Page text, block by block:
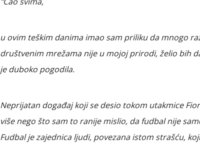
u ovim teškim danima imao sam priliku da mnogo
društvenim mrežama nije u mojoj prirodi, želio bih
je duboko pogodila.
Neprijatan događaj koji se desio tokom utakmice
više nego što sam to ranije mislio, da fudbal nije
Fudbal je zajednica ljudi, povezana istom strašću,